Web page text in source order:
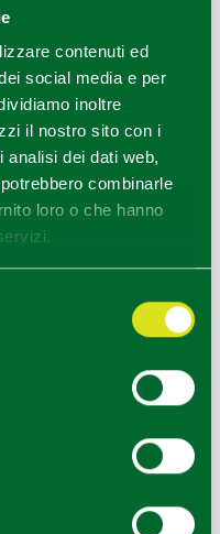
contenuti ed
social media e per
inoltre
il nostro sito con i
analisi dei dati web,
combinarle
loro o che hanno